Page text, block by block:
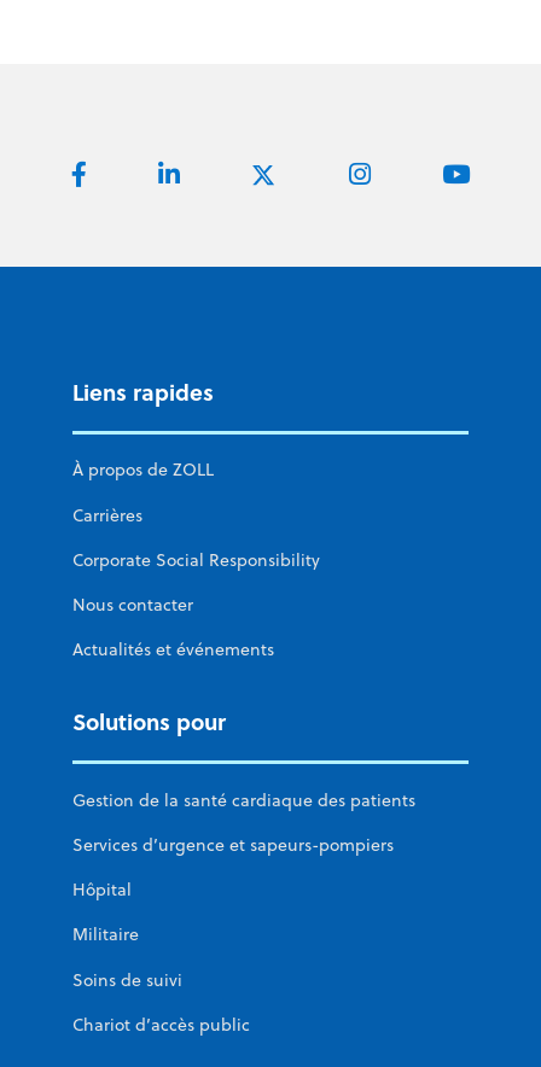
Liens rapides
À propos de ZOLL
Carrières
Corporate Social Responsibility
Nous contacter
Actualités et événements
Solutions pour
Gestion de la santé cardiaque des patients
Services d’urgence et sapeurs-pompiers
Hôpital
Militaire
Soins de suivi
Chariot d’accès public